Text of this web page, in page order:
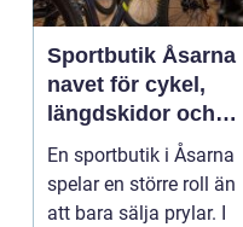
Sportbutik Åsarna
navet för cykel,
längdskidor och
löpning i södra
jämtland
En sportbutik i Åsarna
spelar en större roll än
att bara sälja prylar. I